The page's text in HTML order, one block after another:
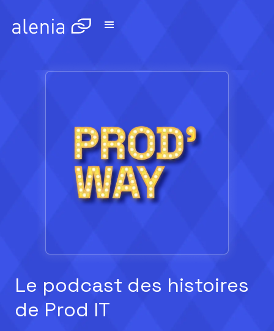
Le podcast des histoires
de Prod IT